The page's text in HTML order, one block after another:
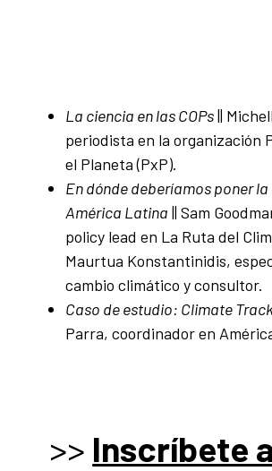
La ciencia en las COPs||
periodista en la organización
el Planeta (PxP).
En dónde deberíamos poner
América Latina || Sam
policy lead en La Ruta del
Maurtua Konstantinidis,
cambio climático y consultor.
Caso de estudio: Climate
Parra, coordinador en
>> Inscríbete